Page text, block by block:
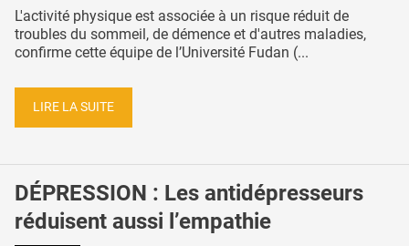
L'activité physique est associée à un risque réduit de
troubles du sommeil, de démence et d'autres maladies,
confirme cette équipe de l’Université Fudan (...
LIRE LA SUITE
DÉPRESSION : Les antidépresseurs
réduisent aussi l’empathie